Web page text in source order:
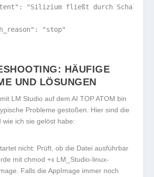
"Silizium fließt durch
"stop"
HÄUFIGE
UND LÖSUNGEN
LM Studio auf dem AI TOP ATOM bin
Probleme gestoßen. Hier sind die
wie ich sie gelöst habe:
nicht: Prüft, ob die Datei ausführbar
mitchmod +x LM_Studio-linux-
. Falls die AppImage immer noch